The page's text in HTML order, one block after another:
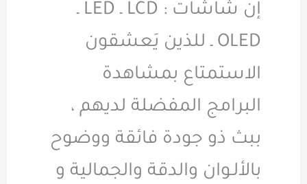
إن شاشات : LCD ـ LED ـ
OLED ـ للذين يَعشقون
الاستمتاع بمشاهدة
البرامج المفضلة لديهم ،
ببث ذو جودة فائقة ووضوح
بالألـوان والدقة والجمالية و